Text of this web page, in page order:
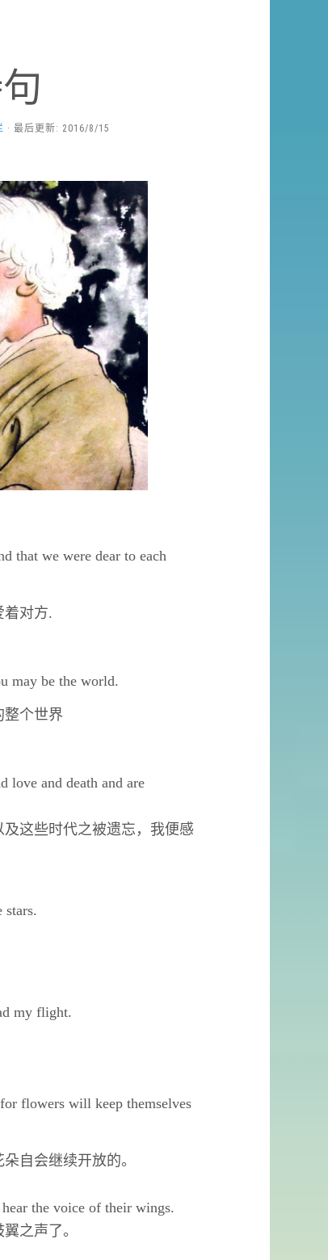
· 最后更新: 2016/8/15
that we were dear to each
着对方.
may be the world.
整个世界
love and death and are
这些时代之被遗忘，我便感
stars.
my flight.
flowers will keep themselves
自会继续开放的。
the voice of their wings.
之声了。